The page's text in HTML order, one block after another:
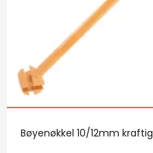
Bøyenøkkel 10/12mm kraftig